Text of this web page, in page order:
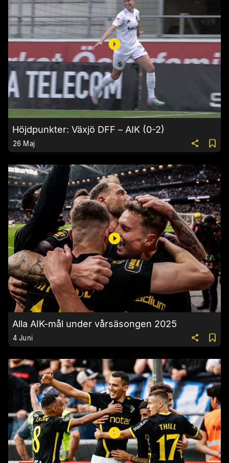
Höjdpunkter: Växjö DFF – AIK (0-2)
26 Maj
Alla AIK-mål under vårsäsongen 2025
4 Juni